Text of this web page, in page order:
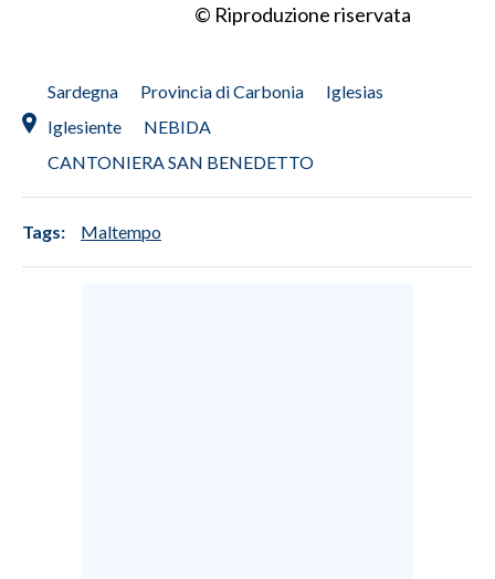
© Riproduzione riservata
Sardegna Provincia di Carbonia
Iglesias
Iglesiente
NEBIDA
CANTONIERA SAN BENEDETTO
Tags: Maltempo